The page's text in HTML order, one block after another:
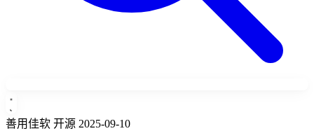
善用佳软 开源 2025-09-10